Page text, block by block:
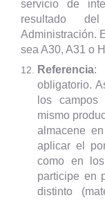
servicio de
resultado
Administración.
sea A30, A31 o
Referencia:
obligatorio.
los campos
mismo
almacene
aplicar el
como en
participe en
distinto